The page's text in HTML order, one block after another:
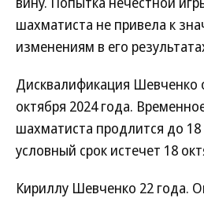
шахматиста не привела к
изменениям в его
Дисквалификация Шевченко
октября 2024 года.
шахматиста продлится до 18
условный срок истечет 18
Кириллу Шевченко 22 года.